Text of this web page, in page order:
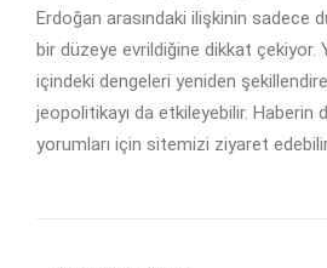
Erdoğan arasındaki ilişkinin sadece
bir düzeye evrildiğine dikkat çekiyor.
içindeki dengeleri yeniden
jeopolitikayı da etkileyebilir. Haberin
yorumları için sitemizi ziyaret